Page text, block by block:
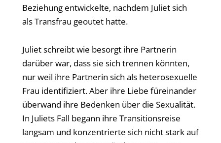
Beziehung entwickelte, nachdem Juliet sich
als Transfrau geoutet hatte.
Juliet schreibt wie besorgt ihre Partnerin
darüber war, dass sie sich trennen könnten,
nur weil ihre Partnerin sich als heterosexuelle
Frau identifiziert. Aber ihre Liebe füreinander
überwand ihre Bedenken über die Sexualität.
In Juliets Fall begann ihre Transitionsreise
langsam und konzentrierte sich nicht stark auf